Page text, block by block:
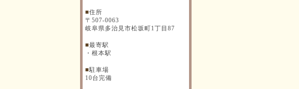
■住所
〒507-0063
岐阜県多治見市松坂町1丁目87
■最寄駅
・根本駅
■駐車場
10台完備